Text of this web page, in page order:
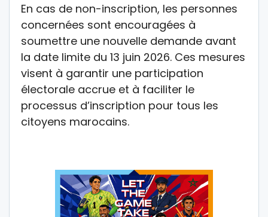
En cas de non-inscription, les personnes
concernées sont encouragées à
soumettre une nouvelle demande avant
la date limite du 13 juin 2026. Ces mesures
visent à garantir une participation
électorale accrue et à faciliter le
processus d’inscription pour tous les
citoyens marocains.